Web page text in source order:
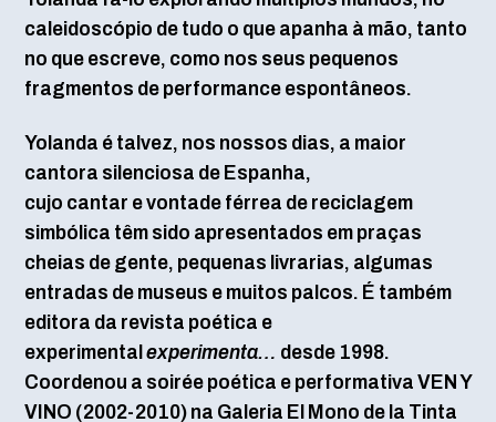
caleidoscópio de tudo o que apanha à mão, tanto
no que escreve, como nos seus pequenos
fragmentos de performance espontâneos.
Yolanda é talvez, nos nossos dias, a maior
cantora silenciosa de Espanha,
cujo cantar e vontade férrea de reciclagem
simbólica têm sido apresentados em praças
cheias de gente, pequenas livrarias, algumas
entradas de museus e muitos palcos. É também
editora da revista poética e
experimentalexperimenta… desde 1998.
Coordenou a soirée poética e performativa VEN Y
VINO (2002-2010) na Galeria El Mono de la Tinta